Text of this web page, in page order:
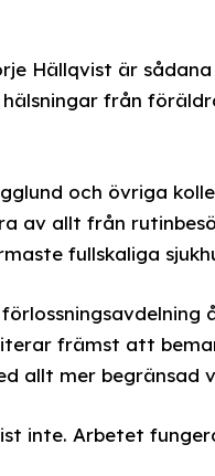
Hällqvist är
från
och övriga
av allt från
fullskaliga
främst att
allt mer begränsad
inte. Arbetet